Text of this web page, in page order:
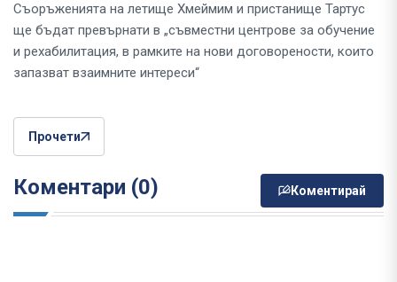
Съоръженията на летище Хмеймим и пристанище Тартус
ще бъдат превърнати в „съвместни центрове за обучение
и рехабилитация, в рамките на нови договорености, които
запазват взаимните интереси“
Прочети
Коментари (0) Коментирай